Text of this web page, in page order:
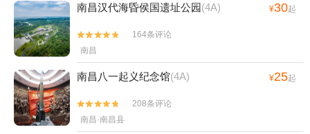
南昌汉代海昏侯国遗址公园(4A) ¥30起


164条评论
南昌
南昌八一起义纪念馆(4A) ¥25起


208条评论
南昌·南昌县